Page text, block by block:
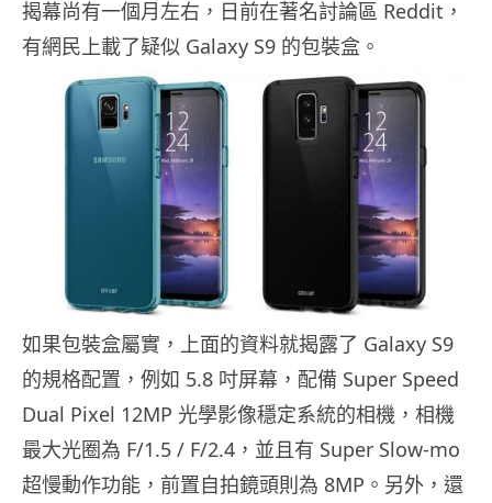
揭幕尚有一個月左右，日前在著名討論區 Reddit，
有網民上載了疑似 Galaxy S9 的包裝盒。
如果包裝盒屬實，上面的資料就揭露了 Galaxy S9
的規格配置，例如 5.8 吋屏幕，配備 Super Speed
Dual Pixel 12MP 光學影像穩定系統的相機，相機
最大光圈為 F/1.5 / F/2.4，並且有 Super Slow-mo
超慢動作功能，前置自拍鏡頭則為 8MP。另外，還